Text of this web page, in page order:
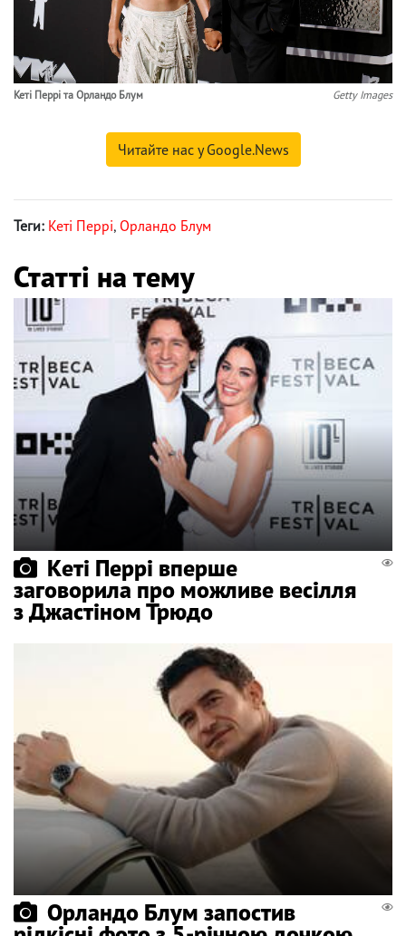
Кеті Перрі та Орландо Блум Getty Images
Читайте нас у Google.News
Теги: Кеті Перрі, Орландо Блум
Статті на тему
Кеті Перрі вперше
заговорила про можливе весілля
з Джастіном Трюдо
Орландо Блум запостив